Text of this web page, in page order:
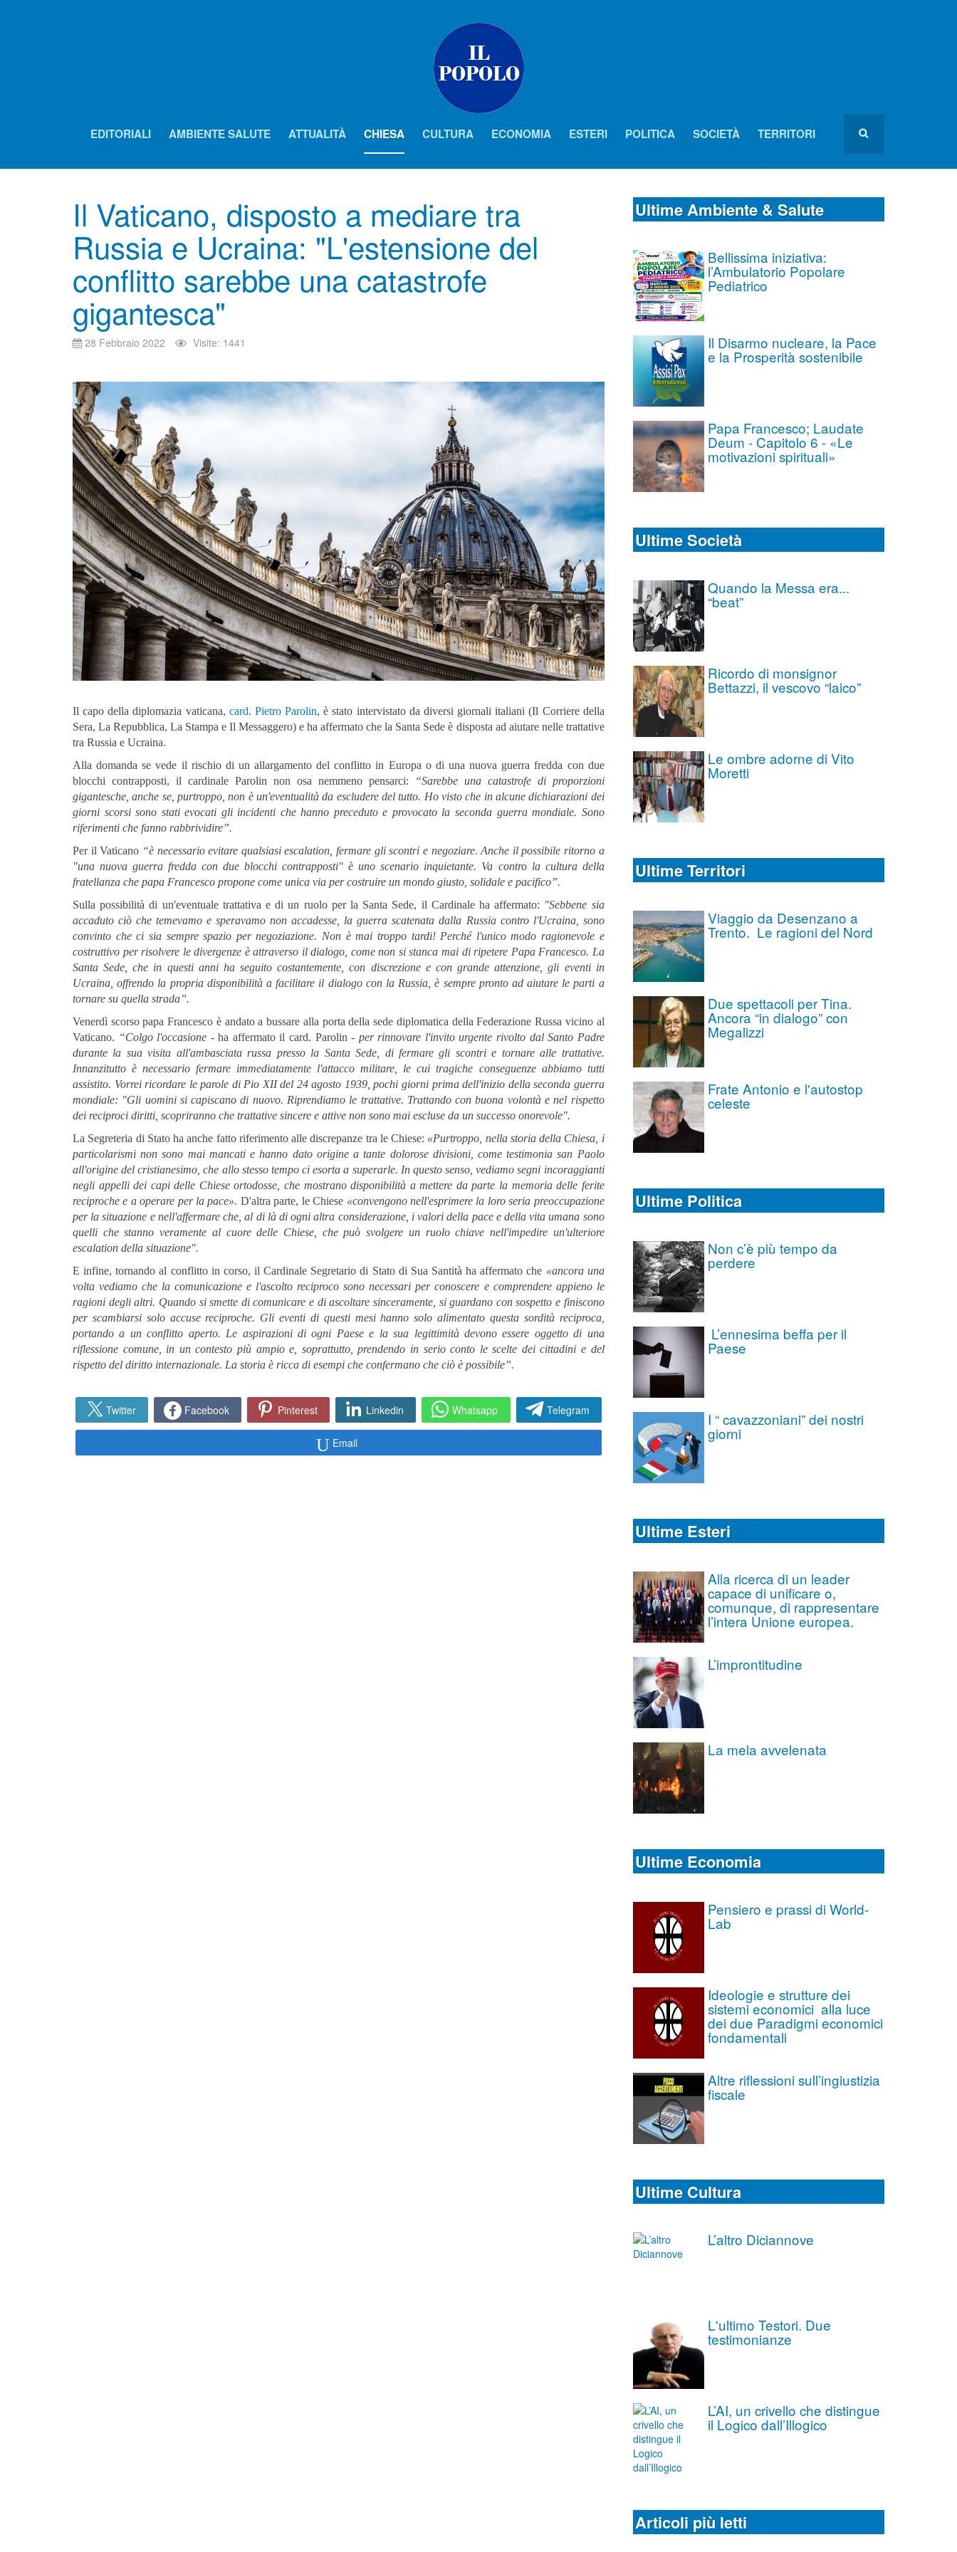
EDITORIALI AMBIENTE SALUTE ATTUALITÀ CHIESA CULTURA ECONOMIA ESTERI POLITICA SOCIETÀ TERRITORI
Il Vaticano, disposto a mediare tra
Russia e Ucraina: "L'estensione del
conflitto sarebbe una catastrofe
gigantesca"
28 Febbraio 2022 Visite: 1441
Il capo della diplomazia vaticana, card. Pietro Parolin, è stato intervistato da diversi giornali italiani (Il Corriere della
Sera, La Repubblica, La Stampa e Il Messaggero) e ha affermato che la Santa Sede è disposta ad aiutare nelle trattative
tra Russia e Ucraina.
Alla domanda se vede il rischio di un allargamento del conflitto in Europa o di una nuova guerra fredda con due
blocchi contrapposti, il cardinale Parolin non osa nemmeno pensarci:
“Sarebbe una catastrofe di proporzioni
gigantesche, anche se, purtroppo, non è un'eventualità da escludere del tutto. Ho visto che in alcune dichiarazioni dei
giorni scorsi sono stati evocati gli incidenti che hanno preceduto e provocato la seconda guerra mondiale. Sono
riferimenti che fanno rabbrividire”.
Per il Vaticano “è necessario evitare qualsiasi escalation, fermare gli scontri e negoziare. Anche il possibile ritorno a
"una nuova guerra fredda con due blocchi contrapposti" è uno scenario inquietante. Va contro la cultura della
fratellanza che papa Francesco propone come unica via per costruire un mondo giusto, solidale e pacifico”.
Sulla possibilità di un'eventuale trattativa e di un ruolo per la Santa Sede, il Cardinale ha affermato: "Sebbene sia
accaduto ciò che temevamo e speravamo non accadesse, la guerra scatenata dalla Russia contro l'Ucraina, sono
convinto che ci sia sempre spazio per negoziazione. Non è mai troppo tardi! Perché l'unico modo ragionevole e
costruttivo per risolvere le divergenze è attraverso il dialogo, come non si stanca mai di ripetere Papa Francesco. La
Santa Sede, che in questi anni ha seguito costantemente, con discrezione e con grande attenzione, gli eventi in
Ucraina, offrendo la propria disponibilità a facilitare il dialogo con la Russia, è sempre pronto ad aiutare le parti a
tornare su quella strada”.
Venerdì scorso papa Francesco è andato a bussare alla porta della sede diplomatica della Federazione Russa vicino al
Vaticano. “Colgo l'occasione - ha affermato il card. Parolin - per rinnovare l'invito urgente rivolto dal Santo Padre
durante la sua visita all'ambasciata russa presso la Santa Sede, di fermare gli scontri e tornare alle trattative.
Innanzitutto è necessario fermare immediatamente l'attacco militare, le cui tragiche conseguenze abbiamo tutti
assistito. Vorrei ricordare le parole di Pio XII del 24 agosto 1939, pochi giorni prima dell'inizio della seconda guerra
mondiale: "Gli uomini si capiscano di nuovo. Riprendiamo le trattative. Trattando con buona volontà e nel rispetto
dei reciproci diritti, scopriranno che trattative sincere e attive non sono mai escluse da un successo onorevole".
La Segreteria di Stato ha anche fatto riferimento alle discrepanze tra le Chiese: «Purtroppo, nella storia della Chiesa, i
particolarismi non sono mai mancati e hanno dato origine a tante dolorose divisioni, come testimonia san Paolo
all'origine del cristianesimo, che allo stesso tempo ci esorta a superarle. In questo senso, vediamo segni incoraggianti
negli appelli dei capi delle Chiese ortodosse, che mostrano disponibilità a mettere da parte la memoria delle ferite
reciproche e a operare per la pace». D'altra parte, le Chiese «convengono nell'esprimere la loro seria preoccupazione
per la situazione e nell'affermare che, al di là di ogni altra considerazione, i valori della pace e della vita umana sono
quelli che stanno veramente al cuore delle Chiese, che può svolgere un ruolo chiave nell'impedire un'ulteriore
escalation della situazione".
E infine, tornando al conflitto in corso, il Cardinale Segretario di Stato di Sua Santità ha affermato che «ancora una
volta vediamo che la comunicazione e l'ascolto reciproco sono necessari per conoscere e comprendere appieno le
ragioni degli altri. Quando si smette di comunicare e di ascoltare sinceramente, si guardano con sospetto e finiscono
per scambiarsi solo accuse reciproche. Gli eventi di questi mesi hanno solo alimentato questa sordità reciproca,
portando a un conflitto aperto. Le aspirazioni di ogni Paese e la sua legittimità devono essere oggetto di una
riflessione comune, in un contesto più ampio e, soprattutto, prendendo in serio conto le scelte dei cittadini e del
rispetto del diritto internazionale. La storia è ricca di esempi che confermano che ciò è possibile”.
Twitter Facebook Pinterest Linkedin Whatsapp Telegram
Email
Ultime Ambiente & Salute
Bellissima iniziativa:
l’Ambulatorio Popolare
Pediatrico
Il Disarmo nucleare, la Pace
e la Prosperità sostenibile
Papa Francesco; Laudate
Deum - Capitolo 6 - «Le
motivazioni spirituali»
Ultime Società
Quando la Messa era...
“beat”
Ricordo di monsignor
Bettazzi, il vescovo “laico”
Le ombre adorne di Vito
Moretti
Ultime Territori
Viaggio da Desenzano a
Trento. Le ragioni del Nord
Due spettacoli per Tina.
Ancora “in dialogo” con
Megalizzi
Frate Antonio e l'autostop
celeste
Ultime Politica
Non c’è più tempo da
perdere
L’ennesima beffa per il
Paese
I “ cavazzoniani” dei nostri
giorni
Ultime Esteri
Alla ricerca di un leader
capace di unificare o,
comunque, di rappresentare
l’intera Unione europea.
L’improntitudine
La mela avvelenata
Ultime Economia
Pensiero e prassi di World-
Lab
Ideologie e strutture dei
sistemi economici alla luce
dei due Paradigmi economici
fondamentali
Altre riflessioni sull’ingiustizia
fiscale
Ultime Cultura
L’altro Diciannove
L'ultimo Testori. Due
testimonianze
L’AI, un crivello che distingue
il Logico dall’Illogico
Articoli più letti